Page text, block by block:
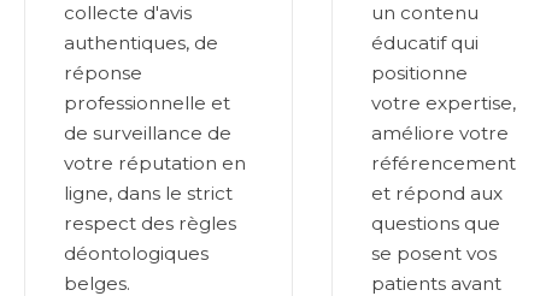
collecte d'avis
authentiques, de
réponse
professionnelle et
de surveillance de
votre réputation en
ligne, dans le strict
respect des règles
déontologiques
belges.
un contenu
éducatif qui
positionne
votre expertise,
améliore votre
référencement
et répond aux
questions que
se posent vos
patients avant